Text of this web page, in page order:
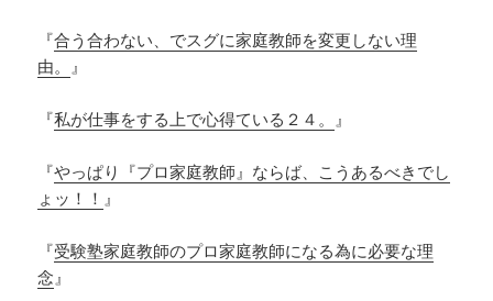
『合う合わない、でスグに家庭教師を変更しない理
由。 』
『私が仕事をする上で心得ている２４。 』
『やっぱり『プロ家庭教師』ならば、こうあるべきでし
ょッ！！ 』
『受験塾家庭教師のプロ家庭教師になる為に必要な理
念』